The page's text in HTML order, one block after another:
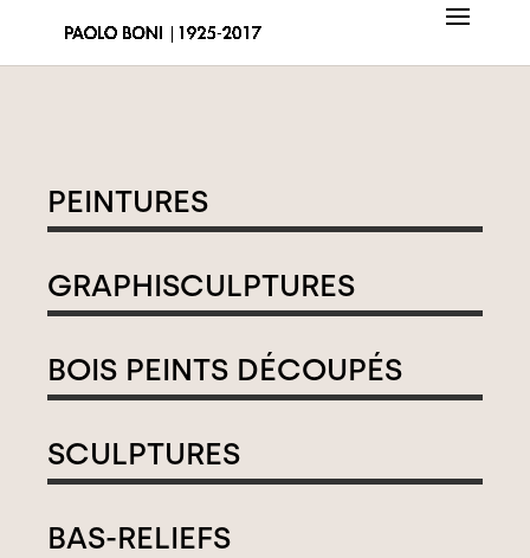
PEINTURES
GRAPHISCULPTURES
BOIS PEINTS DÉCOUPÉS
SCULPTURES
BAS-RELIEFS